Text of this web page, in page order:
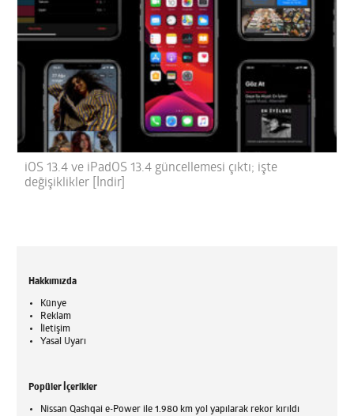
iOS 13.4 ve iPadOS 13.4 güncellemesi çıktı; işte
değişiklikler [İndir]
Hakkımızda
Künye
Reklam
İletişim
Yasal Uyarı
Popüler İçerikler
Nissan Qashqai e-Power ile 1.980 km yol yapılarak rekor kırıldı